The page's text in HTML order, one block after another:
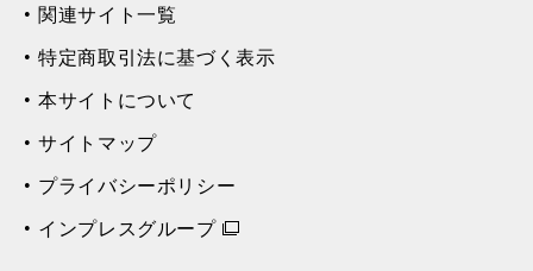
関連サイト一覧
特定商取引法に基づく表示
本サイトについて
サイトマップ
プライバシーポリシー
インプレスグループ